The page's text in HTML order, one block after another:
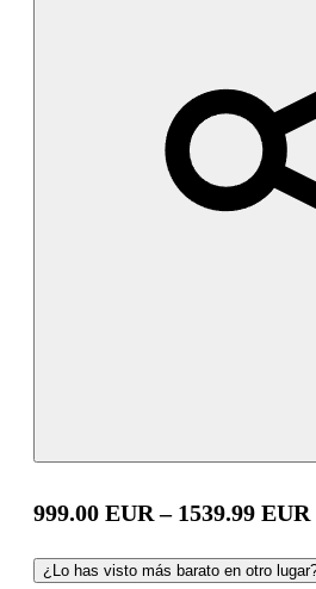
999.00 EUR – 1539.99 EUR
¿Lo has visto más barato en otro